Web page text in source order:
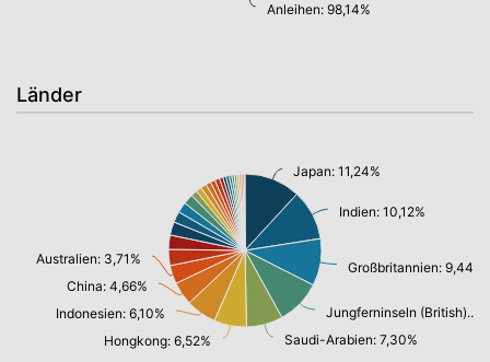
Anleihen: 98,14%
Länder
Japan: 11,24%
Indien: 10,12%
Großbritannien: 9,44%
Jungferninseln (British): 9,00%
Saudi-Arabien: 7,30%
Hongkong: 6,52%
Indonesien: 6,10%
China: 4,66%
Australien: 3,71%